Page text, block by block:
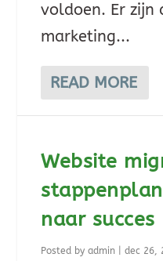
voldoen. Er zijn
marketing...
READ MORE
Website
naar succes
Posted byadmin |dec 26,